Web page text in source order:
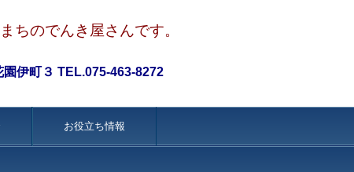
ちのでんき屋さんです。
伊町３ TEL.075-463-8272
お役立ち情報